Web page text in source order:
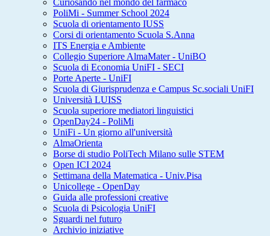
Curiosando nel mondo del farmaco
PoliMi - Summer School 2024
Scuola di orientamento IUSS
Corsi di orientamento Scuola S.Anna
ITS Energia e Ambiente
Collegio Superiore AlmaMater - UniBO
Scuola di Economia UniFI - SECI
Porte Aperte - UniFI
Scuola di Giurisprudenza e Campus Sc.sociali UniFI
Università LUISS
Scuola superiore mediatori linguistici
OpenDay24 - PoliMi
UniFi - Un giorno all'università
AlmaOrienta
Borse di studio PoliTech Milano sulle STEM
Open ICI 2024
Settimana della Matematica - Univ.Pisa
Unicollege - OpenDay
Guida alle professioni creative
Scuola di Psicologia UniFI
Sguardi nel futuro
Archivio iniziative